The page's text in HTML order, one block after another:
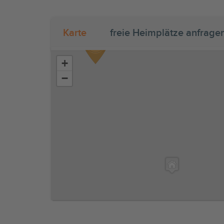
Karte freie Heimplätze
+
−